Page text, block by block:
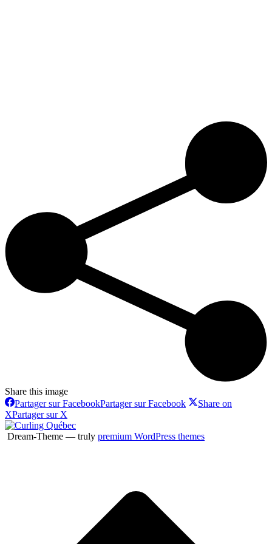
Share this image
Partager sur FacebookPartager sur Facebook
Share on
XPartager sur X
Dream-Theme — truly premium WordPress themes